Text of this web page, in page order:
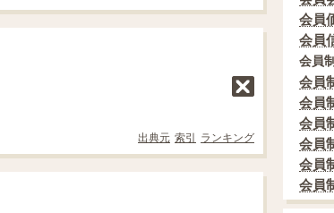
出典元 索引 ランキング
会員
会員
会員
会員
会員
会員
会員
会員
会員